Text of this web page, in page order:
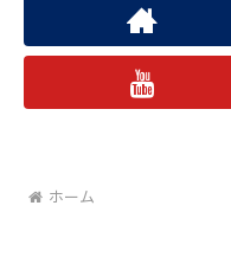
ホーム